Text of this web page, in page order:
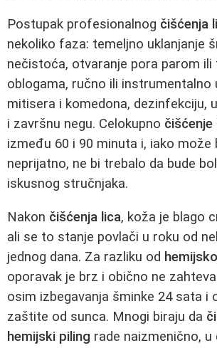
Postupak profesionalnog čišćenja
nekoliko faza: temeljno uklanjanje
nečistoća, otvaranje pora parom ili
oblogama, ručno ili instrumentalno
mitisera i komedona, dezinfekciju,
i završnu negu. Celokupno čišćenje
između 60 i 90 minuta i, iako može
neprijatno, ne bi trebalo da bude
iskusnog stručnjaka.
Nakon čišćenja lica, koža je blago
ali se to stanje povlači u roku od
jednog dana. Za razliku od
oporavak je brz i obično ne
osim izbegavanja šminke 24 sata i
zaštite od sunca. Mnogi biraju da
hemijski piling rade naizmenično, u